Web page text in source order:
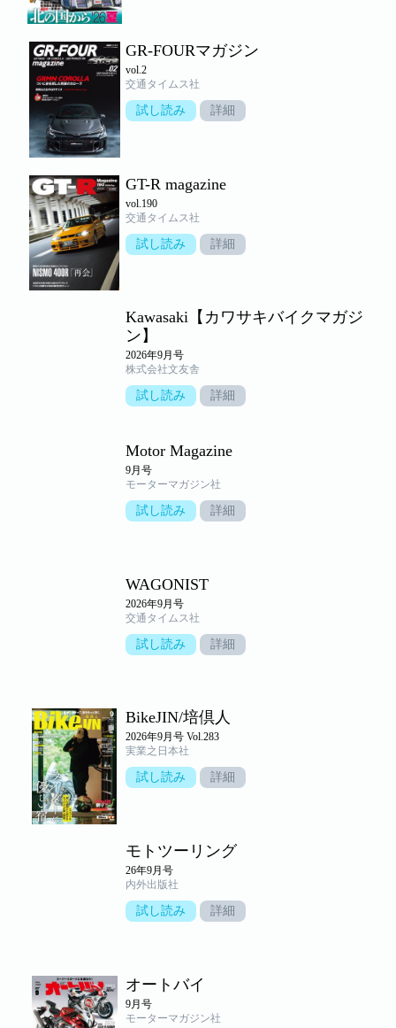
GR-FOURマガジン
vol.2
交通タイムス社
試し読み 詳細
GT-R magazine
vol.190
交通タイムス社
試し読み 詳細
Kawasaki【カワサキバイクマガジ
ン】
2026年9月号
株式会社文友舎
試し読み 詳細
Motor Magazine
9月号
モーターマガジン社
試し読み 詳細
WAGONIST
2026年9月号
交通タイムス社
試し読み 詳細
BikeJIN/培倶人
2026年9月号 Vol.283
実業之日本社
試し読み 詳細
モトツーリング
26年9月号
内外出版社
試し読み 詳細
オートバイ
9月号
モーターマガジン社